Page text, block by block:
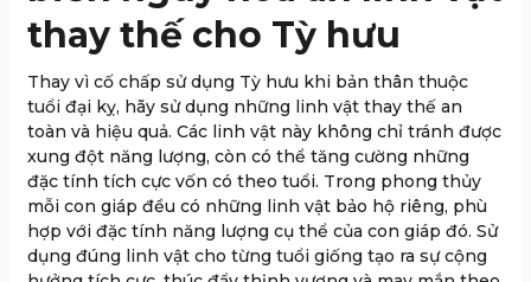
thay thế cho Tỳ hưu
Thay vì cố chấp sử dụng Tỳ hưu khi bản thân thuộc
tuổi đại kỵ, hãy sử dụng những linh vật thay thế an
toàn và hiệu quả. Các linh vật này không chỉ tránh được
xung đột năng lượng, còn có thể tăng cường những
đặc tính tích cực vốn có theo tuổi. Trong phong thủy
mỗi con giáp đều có những linh vật bảo hộ riêng, phù
hợp với đặc tính năng lượng cụ thể của con giáp đó. Sử
dụng đúng linh vật cho từng tuổi giống tạo ra sự cộng